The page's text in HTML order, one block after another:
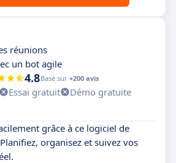
réunions
un bot agile
4.8Basé sur +200 avis
Essai gratuit
Démo gratuite
grâce à ce logiciel de
organisez et suivez vos